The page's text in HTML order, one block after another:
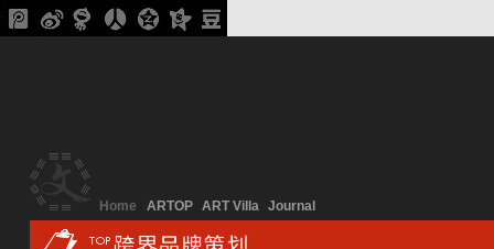
Home ARTOP ART Villa Journal